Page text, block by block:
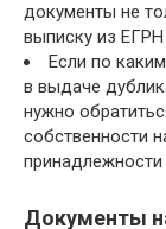
документы не
выписку из ЕГРН
Если по
в выдаче
нужно
собственности
Документы